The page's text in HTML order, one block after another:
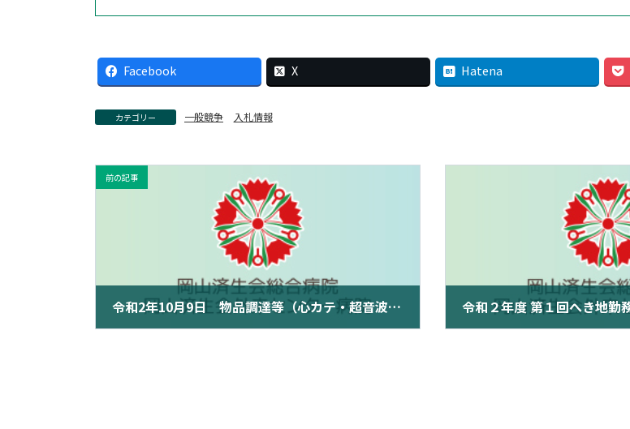
Facebook X Hatena
カテゴリー 一般競争 入札情報
前の記事
令和2年10月9日 物品調達等（心カテ・超音波画像/レポート管理システム更新 一式）に係る一般競争入札